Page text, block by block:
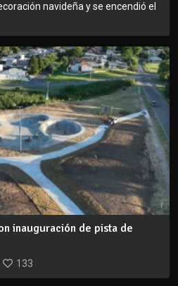
navideña y se encendió el
inauguración de pista de
133